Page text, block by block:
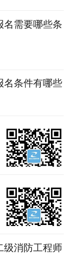
名需要哪些条
名条件有哪些
级消防工程师